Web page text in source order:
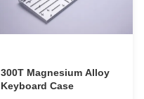
300T Magnesium Alloy
Keyboard Case